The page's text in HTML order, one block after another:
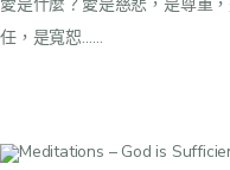
任，是寬恕……
Meditations – God is